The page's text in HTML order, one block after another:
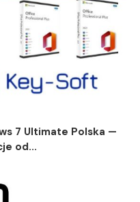
7 Ultimate Polska —
od...